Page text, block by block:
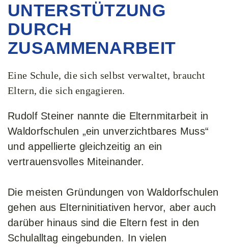
UNTERSTÜTZUNG
DURCH
ZUSAMMENARBEIT ​
Eine Schule, die sich selbst verwaltet, braucht
Eltern, die sich engagieren.
Rudolf Steiner nannte die Elternmitarbeit in
Waldorfschulen „ein unverzichtbares Muss“
und appellierte gleichzeitig an ein
vertrauensvolles Miteinander.
Die meisten Gründungen von Waldorfschulen
gehen aus Elterninitiativen hervor, aber auch
darüber hinaus sind die Eltern fest in den
Schulalltag eingebunden. In vielen